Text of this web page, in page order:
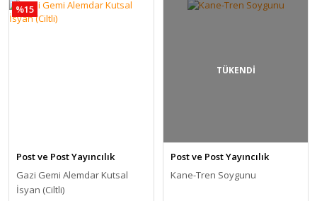
%15
Post ve Post Yayıncılık
Gazi Gemi Alemdar Kutsal
İsyan (Ciltli)
TÜKENDİ
Post ve Post Yayıncılık
Kane-Tren Soygunu